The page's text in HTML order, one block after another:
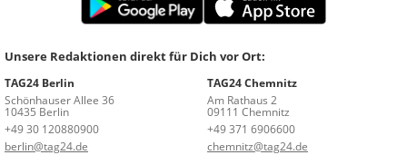
Unsere Redaktionen direkt für Dich vor Ort:
TAG24 Berlin
Schönhauser Allee 36
10435 Berlin
+49 30 120880900
berlin@tag24.de
TAG24 Chemnitz
Am Rathaus 2
09111 Chemnitz
+49 371 6906600
chemnitz@tag24.de